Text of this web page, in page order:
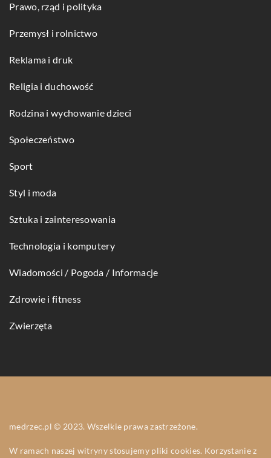
Prawo, rząd i polityka
Przemysł i rolnictwo
Reklama i druk
Religia i duchowość
Rodzina i wychowanie dzieci
Społeczeństwo
Sport
Styl i moda
Sztuka i zainteresowania
Technologia i komputery
Wiadomości / Pogoda / Informacje
Zdrowie i fitness
Zwierzęta
medrzec.pl © 2023. Wszelkie prawa zastrzeżone.
W ramach naszej witryny stosujemy pliki cookies. Korzystanie z